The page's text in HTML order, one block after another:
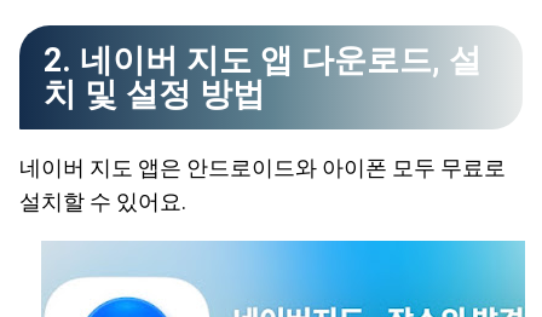
2. 네이버 지도 앱 다운로드, 설
치 및 설정 방법
네이버 지도 앱은 안드로이드와 아이폰 모두 무료로
설치할 수 있어요.